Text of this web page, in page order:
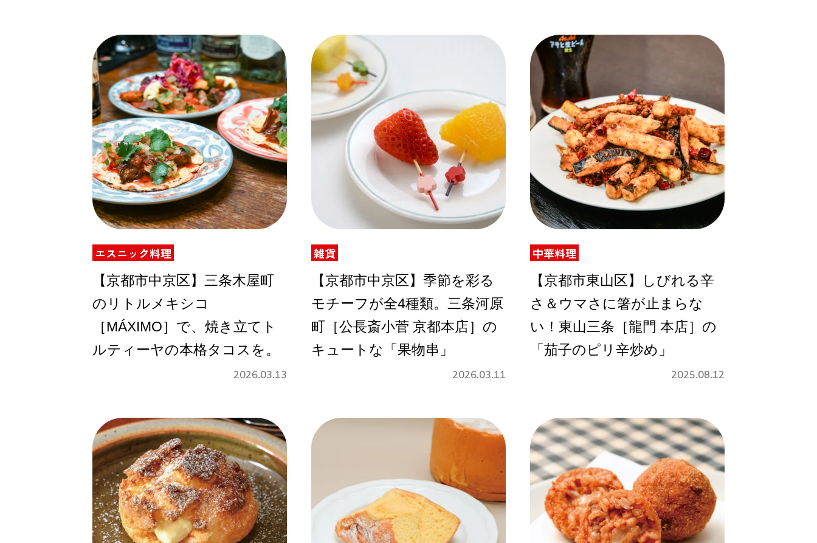
エスニック料理
【京都市中京区】三条木屋町
のリトルメキシコ
［MÁXIMO］で、焼き立てト
ルティーヤの本格タコスを。
2026.03.13
雑貨
【京都市中京区】季節を彩る
モチーフが全4種類。三条河原
町［公長斎小菅 京都本店］の
キュートな「果物串」
2026.03.11
中華料理
【京都市東山区】しびれる辛
さ＆ウマさに箸が止まらな
い！東山三条［龍門 本店］の
「茄子のピリ辛炒め」
2025.08.12